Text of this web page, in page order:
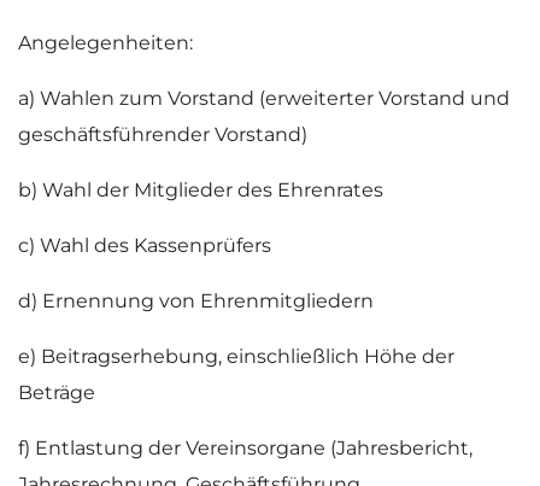
Angelegenheiten:
a) Wahlen zum Vorstand (erweiterter Vorstand und
geschäftsführender Vorstand)
b) Wahl der Mitglieder des Ehrenrates
c) Wahl des Kassenprüfers
d) Ernennung von Ehrenmitgliedern
e) Beitragserhebung, einschließlich Höhe der
Beträge
f) Entlastung der Vereinsorgane (Jahresbericht,